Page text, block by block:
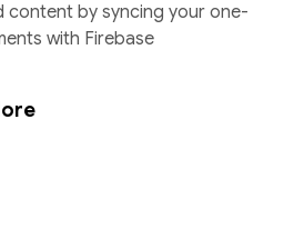
content by syncing your one-
with Firebase